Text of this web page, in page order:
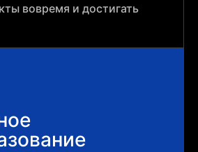
вовремя и достигать